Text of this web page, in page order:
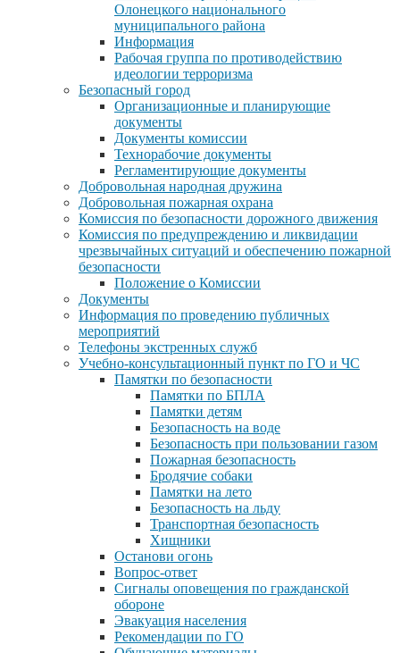
Олонецкого национального
муниципального района
Информация
Рабочая группа по противодействию
идеологии терроризма
Безопасный город
Организационные и планирующие
документы
Документы комиссии
Технорабочие документы
Регламентирующие документы
Добровольная народная дружина
Добровольная пожарная охрана
Комиссия по безопасности дорожного движения
Комиссия по предупреждению и ликвидации
чрезвычайных ситуаций и обеспечению пожарной
безопасности
Положение о Комиссии
Документы
Информация по проведению публичных
мероприятий
Телефоны экстренных служб
Учебно-консультационный пункт по ГО и ЧС
Памятки по безопасности
Памятки по БПЛА
Памятки детям
Безопасность на воде
Безопасность при пользовании газом
Пожарная безопасность
Бродячие собаки
Памятки на лето
Безопасность на льду
Транспортная безопасность
Хищники
Останови огонь
Вопрос-ответ
Сигналы оповещения по гражданской
обороне
Эвакуация населения
Рекомендации по ГО